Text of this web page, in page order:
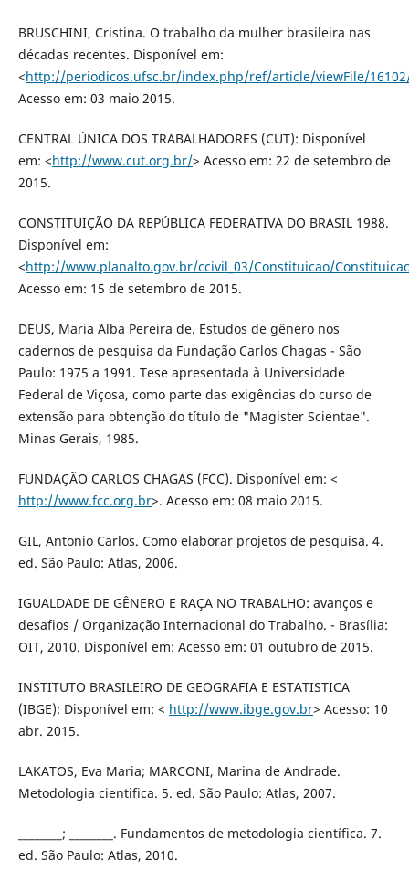
BRUSCHINI, Cristina. O trabalho da mulher brasileira nas
décadas recentes. Disponível em:
<http://periodicos.ufsc.br/index.php/ref/article/viewFile/
Acesso em: 03 maio 2015.
CENTRAL ÚNICA DOS TRABALHADORES (CUT): Disponível
em: <http://www.cut.org.br/> Acesso em: 22 de setembro de
2015.
CONSTITUIÇÃO DA REPÚBLICA FEDERATIVA DO BRASIL 1988.
Disponível em:
<http://www.planalto.gov.br/ccivil_03/Constituicao/
Acesso em: 15 de setembro de 2015.
DEUS, Maria Alba Pereira de. Estudos de gênero nos
cadernos de pesquisa da Fundação Carlos Chagas - São
Paulo: 1975 a 1991. Tese apresentada à Universidade
Federal de Viçosa, como parte das exigências do curso de
extensão para obtenção do título de "Magister Scientae".
Minas Gerais, 1985.
FUNDAÇÃO CARLOS CHAGAS (FCC). Disponível em: <
http://www.fcc.org.br>. Acesso em: 08 maio 2015.
GIL, Antonio Carlos. Como elaborar projetos de pesquisa. 4.
ed. São Paulo: Atlas, 2006.
IGUALDADE DE GÊNERO E RAÇA NO TRABALHO: avanços e
desafios / Organização Internacional do Trabalho. - Brasília:
OIT, 2010. Disponível em: Acesso em: 01 outubro de 2015.
INSTITUTO BRASILEIRO DE GEOGRAFIA E ESTATISTICA
(IBGE): Disponível em: < http://www.ibge.gov.br> Acesso: 10
abr. 2015.
LAKATOS, Eva Maria; MARCONI, Marina de Andrade.
Metodologia cientifica. 5. ed. São Paulo: Atlas, 2007.
________; ________. Fundamentos de metodologia científica. 7.
ed. São Paulo: Atlas, 2010.